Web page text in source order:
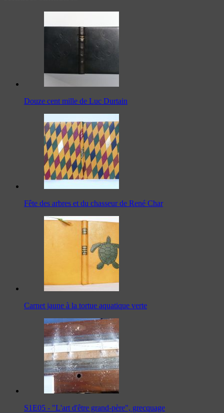
Douze cent mille de Luc Durtain
Fête des arbres et du chasseur de René Char
Carnet jaune à la tortue aquatique verte
S1E05 - "L'art d'être grand-père", grecquage